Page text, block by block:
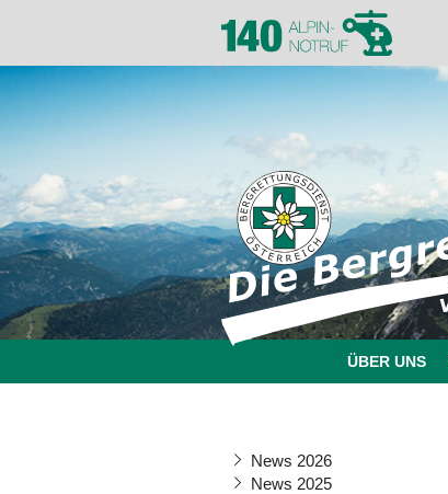
ÜBER UNS
News 2026
News 2025